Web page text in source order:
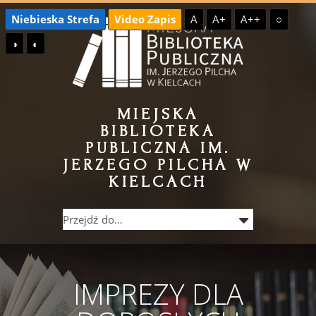
Przejdź
do
treści
Przejdź
do
menu
Niebieska Strefa Video Zapis A A+ A++
○
◑
◐
MIEJSKA
BIBLIOTEKA
PUBLICZNA IM.
JERZEGO PILCHA W
KIELCACH
IMPREZY DLA